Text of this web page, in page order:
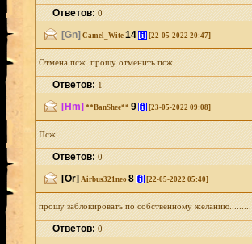
Ответов:0
[Gn] Camel_Wite 14 [i] [22-05-2022 20:47]
Отмена псж .прошу отменить псж...
Ответов:1
[Hm] **BanShee** 9 [i] [23-05-2022 09:08]
Псж...
Ответов:0
[Or] Airbus321neo 8 [i] [22-05-2022 05:40]
прошу заблокировать по собственному желанию.........
Ответов:0